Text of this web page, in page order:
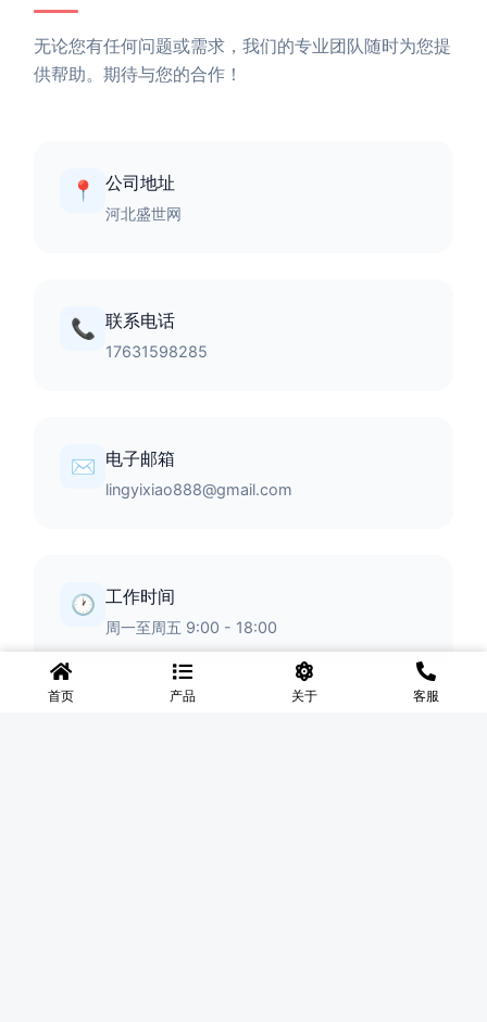
无论您有任何问题或需求，我们的专业团队随时为您提
供帮助。期待与您的合作！
📍 公司地址
河北盛世网
📞 联系电话
17631598285
✉️ 电子邮箱
lingyixiao888@gmail.com
🕐 工作时间
周一至周五 9:00 - 18:00
首页 产品 关于 客服